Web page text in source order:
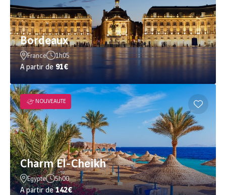
Bordeaux
France 1h05
A partir de91€
NOUVEAUTE
Charm El-Cheikh
Egypte 5h00
A partir de142€